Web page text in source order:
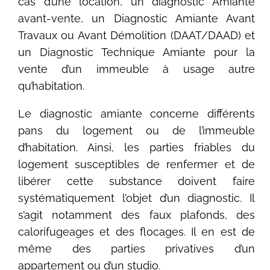
avant-vente, un Diagnostic Amiante Avant
Travaux ou Avant Démolition (DAAT/DAAD) et
un Diagnostic Technique Amiante pour la
vente d’un immeuble à usage autre
qu’habitation.
Le diagnostic amiante concerne différents
pans du logement ou de l’immeuble
d’habitation. Ainsi, les parties friables du
logement susceptibles de renfermer et de
libérer cette substance doivent faire
systématiquement l’objet d’un diagnostic. Il
s’agit notamment des faux plafonds, des
calorifugeages et des flocages. Il en est de
même des parties privatives d’un
appartement ou d’un studio.